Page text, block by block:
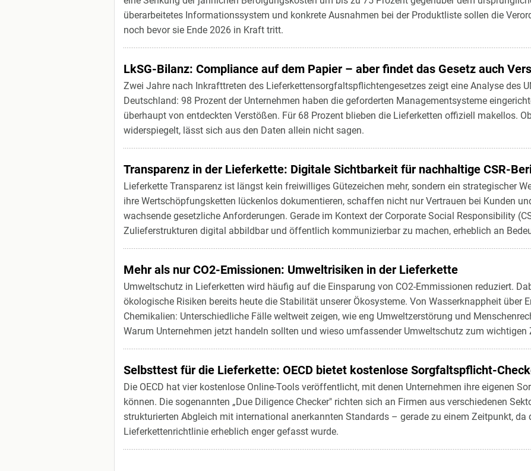
überarbeitetes Informationssystem und konkrete Ausnahmen bei der Produktliste sollen die
noch bevor sie Ende 2026 in Kraft tritt.
LkSG-Bilanz: Compliance auf dem Papier – aber findet das Gesetz auch
Zwei Jahre nach Inkrafttreten des Lieferkettensorgfaltspflichtengesetzes zeigt eine Analyse des
Deutschland: 98 Prozent der Unternehmen haben die geforderten Managementsysteme
überhaupt von entdeckten Verstößen. Für 68 Prozent blieben die Lieferketten offiziell makellos.
widerspiegelt, lässt sich aus den Daten allein nicht sagen.
Transparenz in der Lieferkette: Digitale Sichtbarkeit für nachhaltige CSR-
Lieferkette Transparenz ist längst kein freiwilliges Gütezeichen mehr, sondern ein strategischer
ihre Wertschöpfungsketten lückenlos dokumentieren, schaffen nicht nur Vertrauen bei Kunden
wachsende gesetzliche Anforderungen. Gerade im Kontext der Corporate Social Responsibility
Zulieferstrukturen digital abbildbar und öffentlich kommunizierbar zu machen, erheblich an
Mehr als nur CO2-Emissionen: Umweltrisiken in der Lieferkette
Umweltschutz in Lieferketten wird häufig auf die Einsparung von CO2-Emmissionen reduziert.
ökologische Risiken bereits heute die Stabilität unserer Ökosysteme. Von Wasserknappheit über
Chemikalien: Unterschiedliche Fälle weltweit zeigen, wie eng Umweltzerstörung und
Warum Unternehmen jetzt handeln sollten und wieso umfassender Umweltschutz zum
Selbsttest für die Lieferkette: OECD bietet kostenlose Sorgfaltspflicht-
Die OECD hat vier kostenlose Online-Tools veröffentlicht, mit denen Unternehmen ihre eigenen
können. Die sogenannten „Due Diligence Checker" richten sich an Firmen aus verschiedenen
strukturierten Abgleich mit international anerkannten Standards – gerade zu einem Zeitpunkt, da
Lieferkettenrichtlinie erheblich enger gefasst wurde.